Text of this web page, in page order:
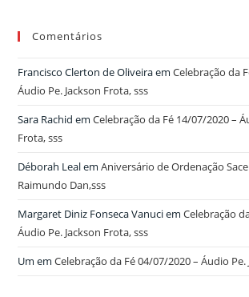
Comentários
Francisco Clerton de OliveiraemCelebração da
Áudio Pe. Jackson Frota, sss
Sara Rachid emCelebração da Fé 14/07/2020 –
Frota, sss
Déborah LealemAniversário de Ordenação
Raimundo Dan,sss
Margaret Diniz Fonseca VanuciemCelebração
Áudio Pe. Jackson Frota, sss
Um emCelebração da Fé 04/07/2020 – Áudio Pe.